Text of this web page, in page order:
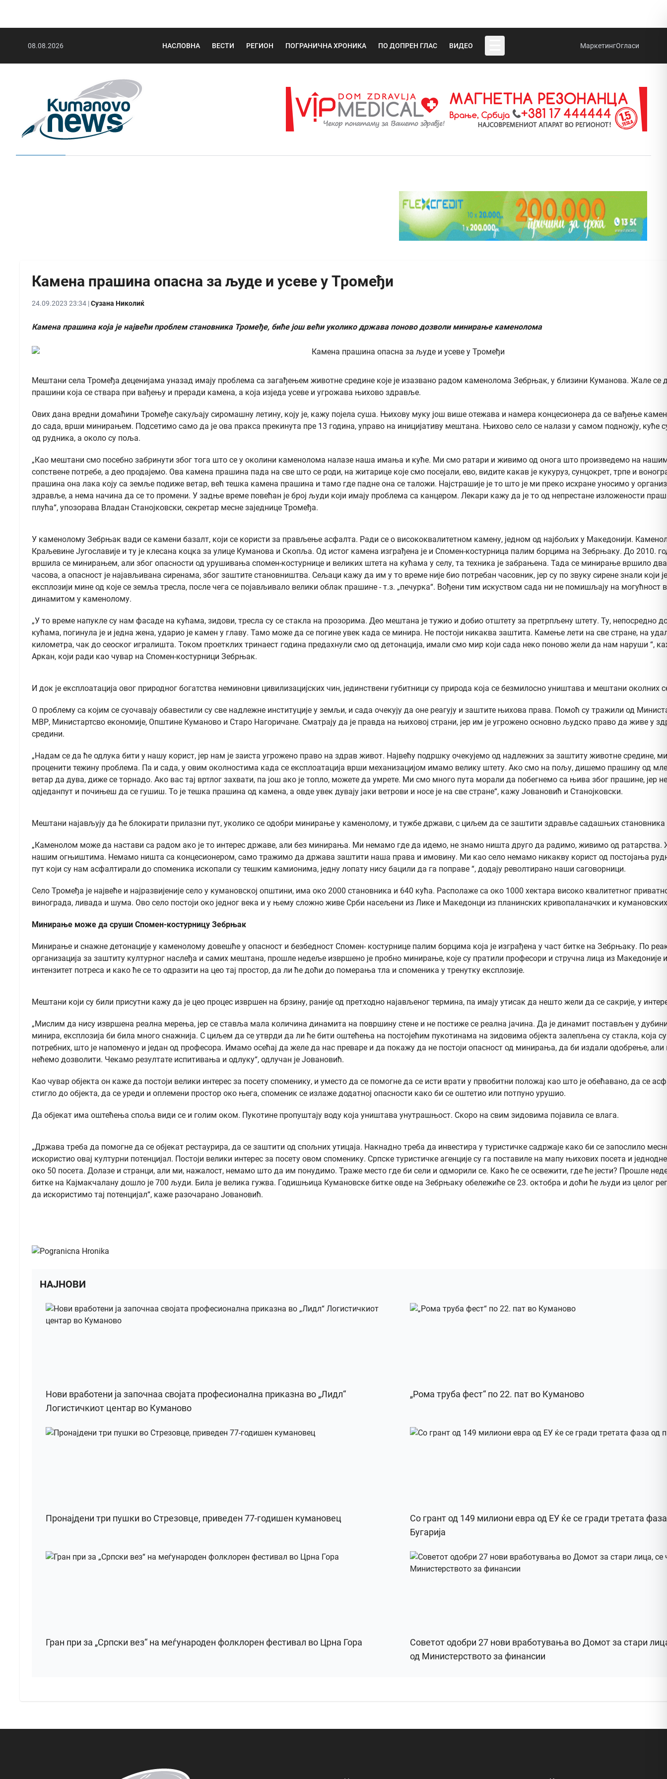
08.08.2026 НАСЛОВНА ВЕСТИ РЕГИОН ПОГРАНИЧНА ХРОНИКА ПО ДОПРЕН ГЛАС ВИДЕО МаркетингОгласи
Камена прашина опасна за људе и усеве у Тромеђи
24.09.2023 23:34 |Сузана Николиќ
Камена прашина која је највећи проблем становника Тромеђе, биће још већи уколико држава поново дозволи минирање каменолома
Мештани села Тромеђа деценијама уназад имају проблема са загађењем животне средине које је изазвано радом каменолома Зебрњак, у близини Куманова. Жале се
прашини која се ствара при вађењу и преради камена, а која изједа усеве и угрожава њихово здравље.
Ових дана вредни домаћини Тромеђе сакуљају сиромашну летину, коју је, кажу појела суша. Њихову муку још више отежава и намера концесионера да се вађење
до сада, врши минирањем. Подсетимо само да је ова пракса прекинута пре 13 година, управо на иницијативу мештана. Њихово село се налази у самом подножју, куће
од рудника, а около су поља.
„Као мештани смо посебно забринути због тога што се у околини каменолома налазе наша имања и куће. Ми смо ратари и живимо од онога што произведемо на
сопствене потребе, а део продајемо. Oва камена прашина пада на све што се роди, на житарице које смо посејали, ево, видите какав је кукуруз, сунцокрет, трпе и
прашина она лака коју са земље подиже ветар, већ тешка камена прашина и тамо где падне она се таложи. Најстрашије је то што је ми преко исхране уносимо у
здравље, а нема начина да се то промени. У задње време повећан је број људи који имају проблема са канцером. Лекари кажу да је то од непрестане изложености
плућа“, упозорава Владан Станојковски, секретар месне заједнице Тромеђа.
У каменолому Зебрњак вади се камени базалт, који се користи за прављење асфалта. Ради се о висококвалитетном камену, једном од најбољих у Македонији.
Краљевине Југославије и ту је клесана коцка за улице Куманова и Скопља. Од истог камена изграђена је и Спомен-костурница палим борцима на Зебрњаку. До 2010.
вршила се минирањем, али због опасности од урушивања спомен-костурнице и великих штета на кућама у селу, та техника је забрањена. Тада се минирање вршило
часова, а опасност је најављивана сиренама, због заштите становништва. Сељаци кажу да им у то време није био потребан часовник, јер су по звуку сирене знали који
експлозији мине од које се земља тресла, после чега се појављивало велики облак прашине - т.з. „печурка“. Вођени тим искуством сада ни не помишљају на
динамитом у каменолому.
„У то време напукле су нам фасаде на кућама, зидови, тресла су се стакла на прозорима. Део мештана је тужио и добио отштету за претрпљену штету. Ту, непосредно
кућама, погинула је и једна жена, ударио је камен у главу. Тамо може да се погине увек када се минира. Не постоји никаква заштита. Камење лети на све стране, на
километра, чак до сеоског игралишта. Током проетклих тринаест година предахнули смо од детонација, имали смо мир који сада неко поново жели да нам наруши “,
Аркан, који ради као чувар на Спомен-костурници Зебрњак.
И док је експлоатација овог природног богатства неминовни цивилизацијских чин, јединствени губитници су природа која се безмилосно уништава и мештани околних
О проблему са којим се суочавају обавестили су све надлежне институције у земљи, и сада очекују да оне реагују и заштите њихова права. Помоћ су тражили од
МВР, Министартсво економије, Општине Куманово и Старо Нагоричане. Сматрају да је правда на њиховој страни, јер им је угрожено основно људско право да живе у
средини.
„Надам се да ће одлука бити у нашу корист, јер нам је заиста угрожено право на здрав живот. Највећу подршку очекујемо од надлежних за заштиту животне средине,
проценити тежину проблема. Па и сада, у овим околностима када се експлоатација врши механизацијом имамо велику штету. Ако смо на пољу, дишемо прашину од
ветар да дува, диже се торнадо. Ако вас тај вртлог захвати, па још ако је топло, можете да умрете. Ми смо много пута морали да побегнемо са њива због прашине, јер
одједанпут и почињеш да се гушиш. То је тешка прашина од камена, а овде увек дувају јаки ветрови и носе је на све стране“, кажу Јовановић и Станојковски.
Мештани најављују да ће блокирати прилазни пут, уколико се одобри минирање у каменолому, и тужбе држави, с циљем да се заштити здравље садашњих
„Каменолом може да настави са радом ако је то интерес државе, али без минирања. Ми немамо где да идемо, не знамо ништа друго да радимо, живимо од
нашим огњиштима. Немамо ништа са концесионером, само тражимо да држава заштити наша права и имовину. Ми као село немамо никакву корист од постојања
пут који су нам асфалтирали до споменика ископали су тешким камионима, једну лопату нису бацили да га поправе “, додају револтирано наши саговорници.
Село Тромеђа је највеће и најразвијеније село у кумановској општини, има око 2000 становника и 640 кућа. Располаже са око 1000 хектара високо квалитетног
винограда, ливада и шума. Ово село постоји око једног века и у њему сложно живе Срби насељени из Лике и Македонци из планинских кривопаланачких и
Минирање може да сруши Спомен-костурницу Зебрњак
Минирање и снажне детонације у каменолому довешће у опасност и безбедност Спомен- костурнице палим борцима која је изграђена у част битке на Зебрњаку. По
организација за заштиту културног наслеђа и самих мештана, прошле недеље извршено је пробно минирање, које су пратили професори и стручна лица из Македоније
интензитет потреса и како ће се то одразити на цео тај простор, да ли ће доћи до померања тла и споменика у тренутку експлозије.
Мештани који су били присутни кажу да је цео процес извршен на брзину, раније од претходно најављеног термина, па имају утисак да нешто жели да се сакрије, у
„Мислим да нису извршена реална мерења, јер се ставља мала количина динамита на површину стене и не постиже се реална јачина. Да је динамит постављен у
минира, експлозија би била много снажнија. С циљем да се утврди да ли ће бити оштећења на постојећим пукотинама на зидовима објекта залепљена су стакла, која
потребних, што је напоменуо и један од професора. Имамо осећај да желе да нас преваре и да покажу да не постоји опасност од минирања, да би издали одобрење, али
нећемо дозволити. Чекамо резултате испитивања и одлуку“, одлучан је Јовановић.
Као чувар објекта он каже да постоји велики интерес за посету споменику, и уместо да се помогне да се исти врати у првобитни положај као што је обећавано, да се
стигло до објекта, да се уреди и оплемени простор око њега, споменик се излаже додатној опасности како би се оштетио или потпуно урушио.
Да објекат има оштећења споља види се и голим оком. Пукотине пропуштају воду која уништава унутрашњост. Скоро на свим зидовима појавила се влага.
„Држава треба да помогне да се објекат рестаурира, да се заштити од спољних утицаја. Накнадно треба да инвестира у туристичке садржаје како би се запослило
искористио овај културни потенцијал. Постоји велики интерес за посету овом споменику. Српске туристичке агенције су га поставиле на мапу њихових посета и
око 50 посета. Долазе и странци, али ми, нажалост, немамо што да им понудимо. Траже место где би сели и одморили се. Како ће се освежити, где ће јести? Прошле
битке на Кајмакчалану дошло је 700 људи. Била је велика гужва. Годишњица Кумановске битке овде на Зебрњаку обележиће се 23. октобра и доћи ће људи из целог
да искористимо тај потенцијал“, каже разочарано Јовановић.
НАЈНОВИ
Нови вработени ја започнаа својата професионална приказна во „Лидл“
Логистичкиот центар во Куманово
„Рома труба фест“ по 22. пат во Куманово
Пронајдени три пушки во Стрезовце, приведен 77-годишен кумановец
Со грант од 149 милиони евра од ЕУ ќе се гради третата
Бугарија
Гран при за „Српски вез“ на меѓународен фолклорен фестивал во Црна Гора
Советот одобри 27 нови вработувања во Домот за стари
од Министерството за финансии